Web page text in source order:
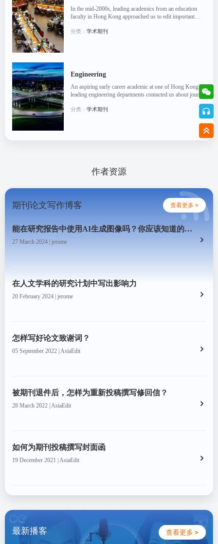
In the mid-2000s, leading academics from an education
faculty in Hong Kong approached us to edit important
分类： 学术期刊
Engineering
An aspiring early career academic at one of Hong Kong’s
leading engineering departments contacted us about journal
分类： 学术期刊
作者资源
期刊论文写作博客 查看更多 >
能在研究报告中使用AI生成图像吗？你应该知道的一切
27 March 2024 | jerome
在人文学科的研究计划中写出影响力
20 February 2024 | jerome
怎样写好论文致谢词？
05 September 2022 | AsiaEdit
被期刊退件后，怎样为重新投稿撰写修回信？
28 March 2022 | AsiaEdit
如何为期刊投稿撰写封面函
19 December 2021 | AsiaEdit
最新播客 查看更多 >